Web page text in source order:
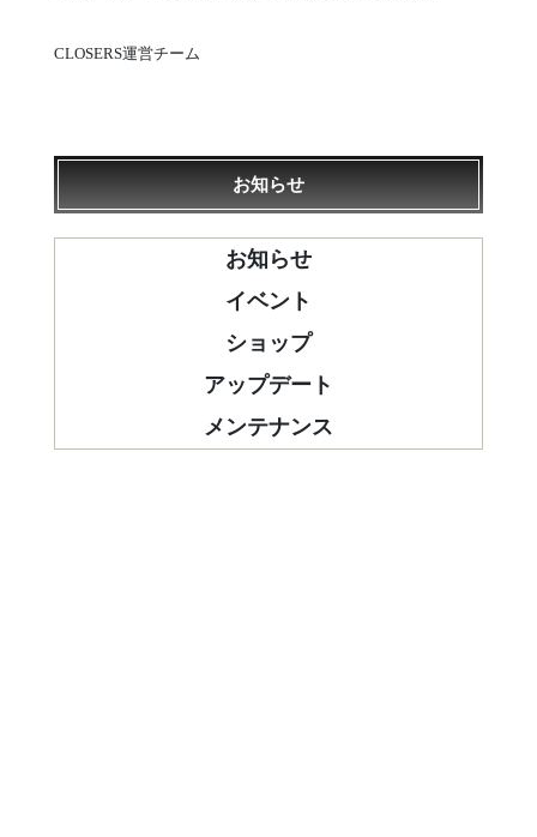
CLOSERS運営チーム
お知らせ
お知らせ
イベント
ショップ
アップデート
メンテナンス